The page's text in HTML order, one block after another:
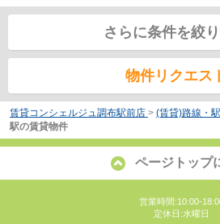
さらに条件を絞
物件リクエス
賃貸コンシェルジュ調布駅前店 > (賃貸)路線・
駅の賃貸物件
ページトップ
営業時間:10:00-
定休日:水曜日